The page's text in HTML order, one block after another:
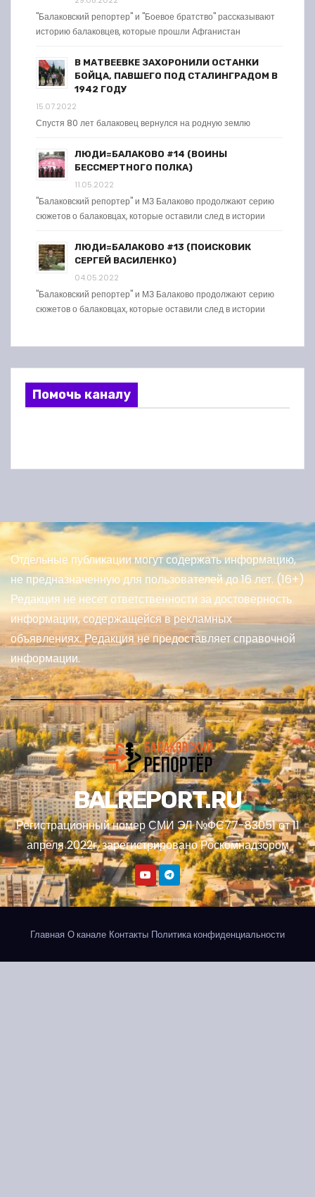
"Балаковский репортер" и "Боевое братство" рассказывают
историю балаковцев, которые прошли Афганистан
В МАТВЕЕВКЕ ЗАХОРОНИЛИ ОСТАНКИ
БОЙЦА, ПАВШЕГО ПОД СТАЛИНГРАДОМ В
1942 ГОДУ
15.07.2022
Спустя 80 лет балаковец вернулся на родную землю
ЛЮДИ=БАЛАКОВО #14 (ВОИНЫ
БЕССМЕРТНОГО ПОЛКА)
11.05.2022
"Балаковский репортер" и МЗ Балаково продолжают серию
сюжетов о балаковцах, которые оставили след в истории
ЛЮДИ=БАЛАКОВО #13 (ПОИСКОВИК
СЕРГЕЙ ВАСИЛЕНКО)
04.05.2022
"Балаковский репортер" и МЗ Балаково продолжают серию
сюжетов о балаковцах, которые оставили след в истории
Помочь каналу
Отдельные публикации могут содержать информацию,
не предназначенную для пользователей до 16 лет. (16+)
Редакция не несет ответственности за достоверность
информации, содержащейся в рекламных
объявлениях. Редакция не предоставляет справочной
информации.
BALREPORT.RU
Регистрационный номер СМИ ЭЛ №ФС77-83051 от 11
апреля 2022г, зарегистрировано Роскомнадзором
Главная О канале Контакты Политика конфиденциальности